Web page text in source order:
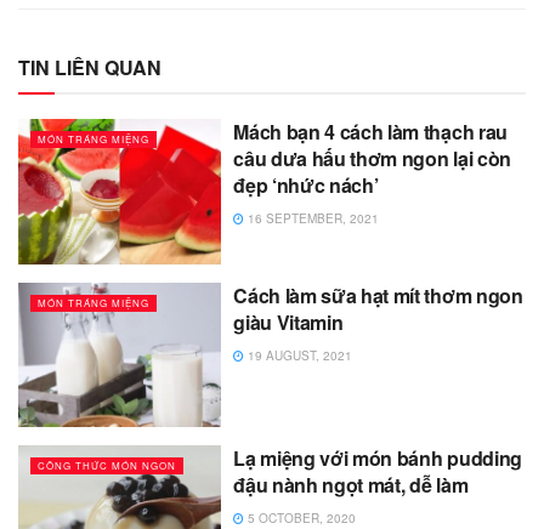
TIN LIÊN QUAN
MÓN TRÁNG MIỆNG
Mách bạn 4 cách làm thạch rau
câu dưa hấu thơm ngon lại còn
đẹp ‘nhức nách’
16 SEPTEMBER, 2021
MÓN TRÁNG MIỆNG
Cách làm sữa hạt mít thơm ngon
giàu Vitamin
19 AUGUST, 2021
CÔNG THỨC MÓN NGON
Lạ miệng với món bánh pudding
đậu nành ngọt mát, dễ làm
5 OCTOBER, 2020